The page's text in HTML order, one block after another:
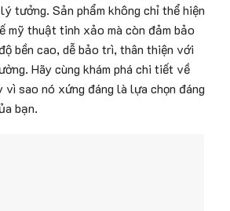
tưởng. Sản phẩm không chỉ thể hiện
mỹ thuật tinh xảo mà còn đảm bảo
bền cao, dễ bảo trì, thân thiện với
Hãy cùng khám phá chi tiết về
vì sao nó xứng đáng là lựa chọn đáng
bạn.